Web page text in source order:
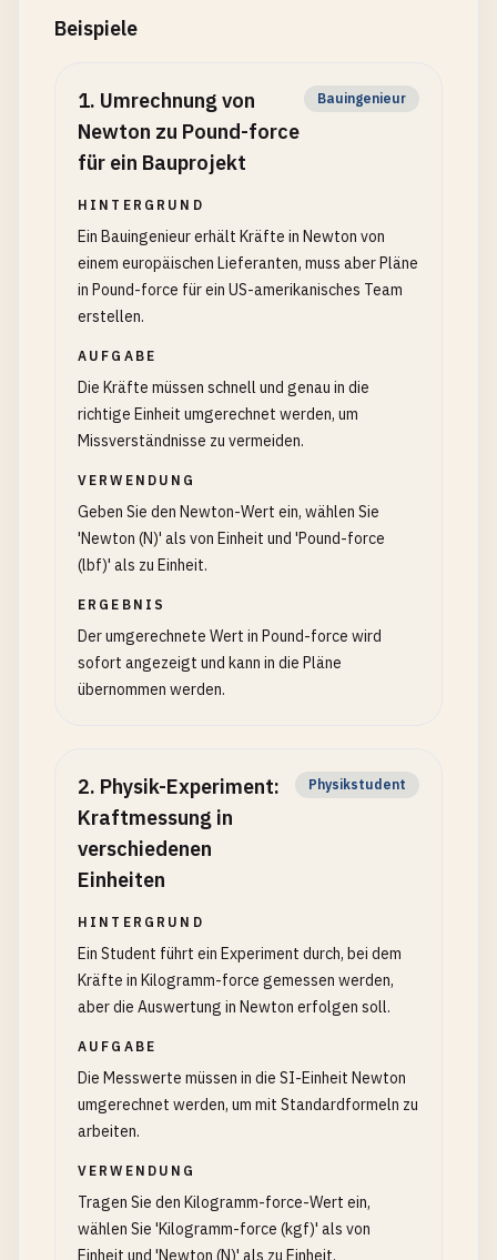
Beispiele
1. Umrechnung von
Newton zu Pound-force
für ein Bauprojekt
Bauingenieur
HINTERGRUND
Ein Bauingenieur erhält Kräfte in Newton von
einem europäischen Lieferanten, muss aber Pläne
in Pound-force für ein US-amerikanisches Team
erstellen.
AUFGABE
Die Kräfte müssen schnell und genau in die
richtige Einheit umgerechnet werden, um
Missverständnisse zu vermeiden.
VERWENDUNG
Geben Sie den Newton-Wert ein, wählen Sie
'Newton (N)' als von Einheit und 'Pound-force
(lbf)' als zu Einheit.
ERGEBNIS
Der umgerechnete Wert in Pound-force wird
sofort angezeigt und kann in die Pläne
übernommen werden.
2. Physik-Experiment:
Kraftmessung in
verschiedenen
Einheiten
Physikstudent
HINTERGRUND
Ein Student führt ein Experiment durch, bei dem
Kräfte in Kilogramm-force gemessen werden,
aber die Auswertung in Newton erfolgen soll.
AUFGABE
Die Messwerte müssen in die SI-Einheit Newton
umgerechnet werden, um mit Standardformeln zu
arbeiten.
VERWENDUNG
Tragen Sie den Kilogramm-force-Wert ein,
wählen Sie 'Kilogramm-force (kgf)' als von
Einheit und 'Newton (N)' als zu Einheit.